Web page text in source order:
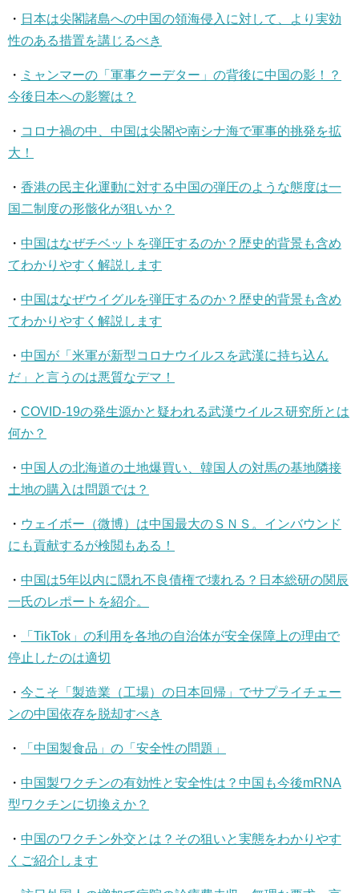
・ 日本は尖閣諸島への中国の領海侵入に対して、より実効
性のある措置を講じるべき
・ ミャンマーの「軍事クーデター」の背後に中国の影！？
今後日本への影響は？
・ コロナ禍の中、中国は尖閣や南シナ海で軍事的挑発を拡
大！
・ 香港の民主化運動に対する中国の弾圧のような態度は一
国二制度の形骸化が狙いか？
・ 中国はなぜチベットを弾圧するのか？歴史的背景も含め
てわかりやすく解説します
・ 中国はなぜウイグルを弾圧するのか？歴史的背景も含め
てわかりやすく解説します
・ 中国が「米軍が新型コロナウイルスを武漢に持ち込ん
だ」と言うのは悪質なデマ！
・ COVID-19の発生源かと疑われる武漢ウイルス研究所とは
何か？
・ 中国人の北海道の土地爆買い、韓国人の対馬の基地隣接
土地の購入は問題では？
・ ウェイボー（微博）は中国最大のＳＮＳ。インバウンド
にも貢献するが検閲もある！
・ 中国は5年以内に隠れ不良債権で壊れる？日本総研の関辰
一氏のレポートを紹介。
・
「TikTok」の利用を各地の自治体が安全保障上の理由で
停止したのは適切
・ 今こそ「製造業（工場）の日本回帰」でサプライチェー
ンの中国依存を脱却すべき
・ 「中国製食品」の「安全性の問題」
・ 中国製ワクチンの有効性と安全性は？中国も今後mRNA
型ワクチンに切換えか？
・ 中国のワクチン外交とは？その狙いと実態をわかりやす
くご紹介します